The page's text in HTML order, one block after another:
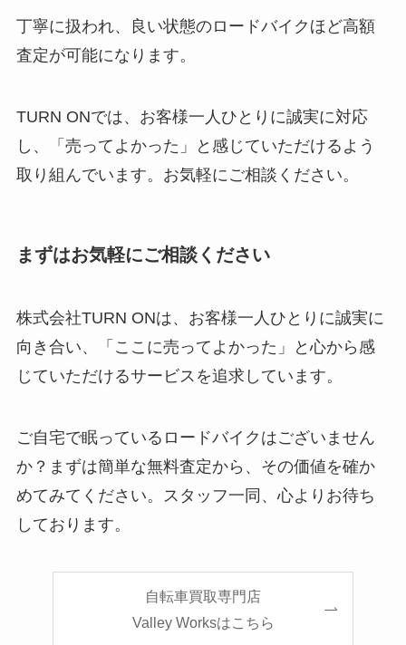
丁寧に扱われ、良い状態のロードバイクほど高額
査定が可能になります。
TURN ONでは、お客様一人ひとりに誠実に対応
し、「売ってよかった」と感じていただけるよう
取り組んでいます。お気軽にご相談ください。
まずはお気軽にご相談ください
株式会社TURN ONは、お客様一人ひとりに誠実に
向き合い、「ここに売ってよかった」と心から感
じていただけるサービスを追求しています。
ご自宅で眠っているロードバイクはございません
か？まずは簡単な無料査定から、その価値を確か
めてみてください。スタッフ一同、心よりお待ち
しております。
自転車買取専門店
Valley Worksはこちら